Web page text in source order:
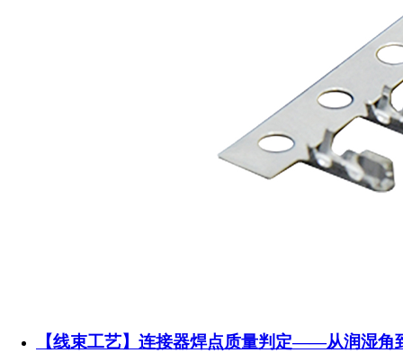
【线束工艺】连接器焊点质量判定——从润湿角